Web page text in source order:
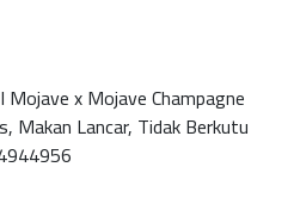
x Mojave Champagne
Makan Lancar, Tidak Berkutu